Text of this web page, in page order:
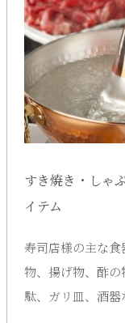
すき焼き・しゃ
イテム
寿司店様の主な
物、揚げ物、酢
駄、ガリ皿、酒器